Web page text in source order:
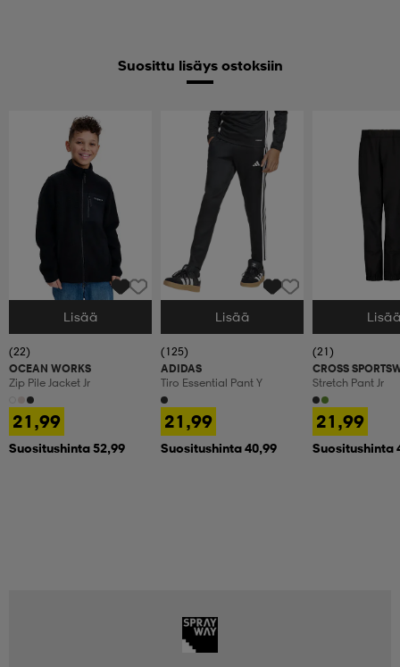
Suosittu lisäys ostoksiin
Valitse Koko
Lisää
(22)
OCEAN WORKS
Zip Pile Jacket Jr
21,99
Suositushinta 52,99
Valitse Koko
Lisää
(125)
ADIDAS
Tiro Essential Pant Y
21,99
Suositushinta 40,99
Valitse Koko
(21)
CROSS
Stretch Pant Jr
21,99
Suositushinta